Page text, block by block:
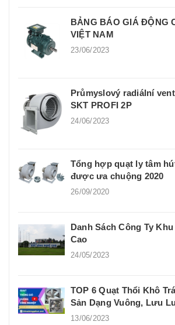
BẢNG BÁO GIÁ ĐỘNG
VIỆT NAM
23/06/2023
Průmyslový radiální
SKT PROFI 2P
24/06/2023
Tổng hợp quạt ly tâm
được ưa chuộng 2020
26/09/2020
Danh Sách Công Ty
Cao
24/05/2023
TOP 6 Quạt Thổi Khô
Sản Dạng Vuông, Lưu
13/06/2023